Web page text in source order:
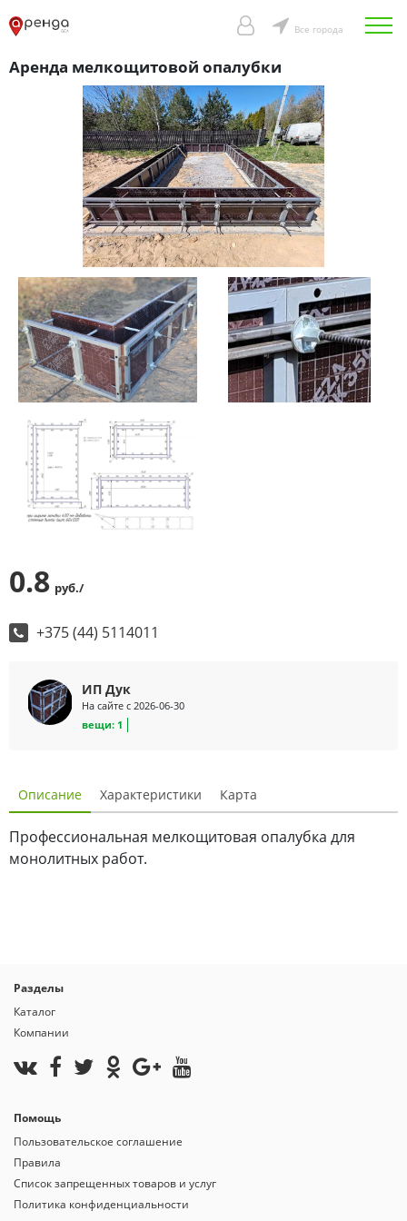
Все города
Аренда мелкощитовой опалубки
0.8 руб./
+375 (44) 5114011
ИП Дук
На сайте с 2026-06-30
вещи: 1
Описание Характеристики Карта
Профессиональная мелкощитовая опалубка для
монолитных работ.
Разделы
Каталог
Компании
Помощь
Пользовательское соглашение
Правила
Список запрещенных товаров и услуг
Политика конфиденциальности